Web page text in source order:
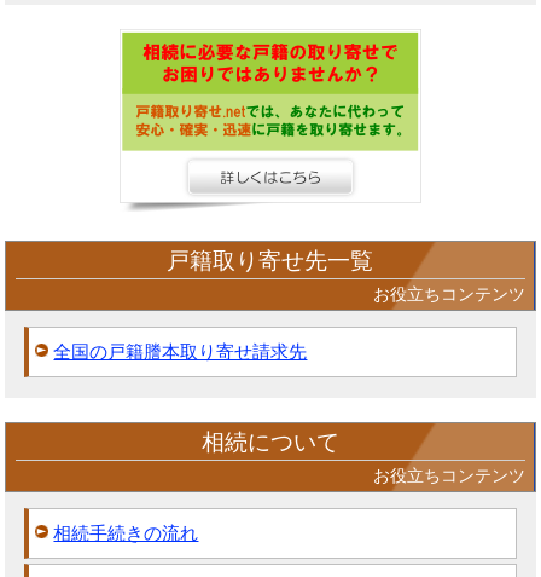
戸籍取り寄せ先一覧
お役立ちコンテンツ
全国の戸籍謄本取り寄せ請求先
相続について
お役立ちコンテンツ
相続手続きの流れ